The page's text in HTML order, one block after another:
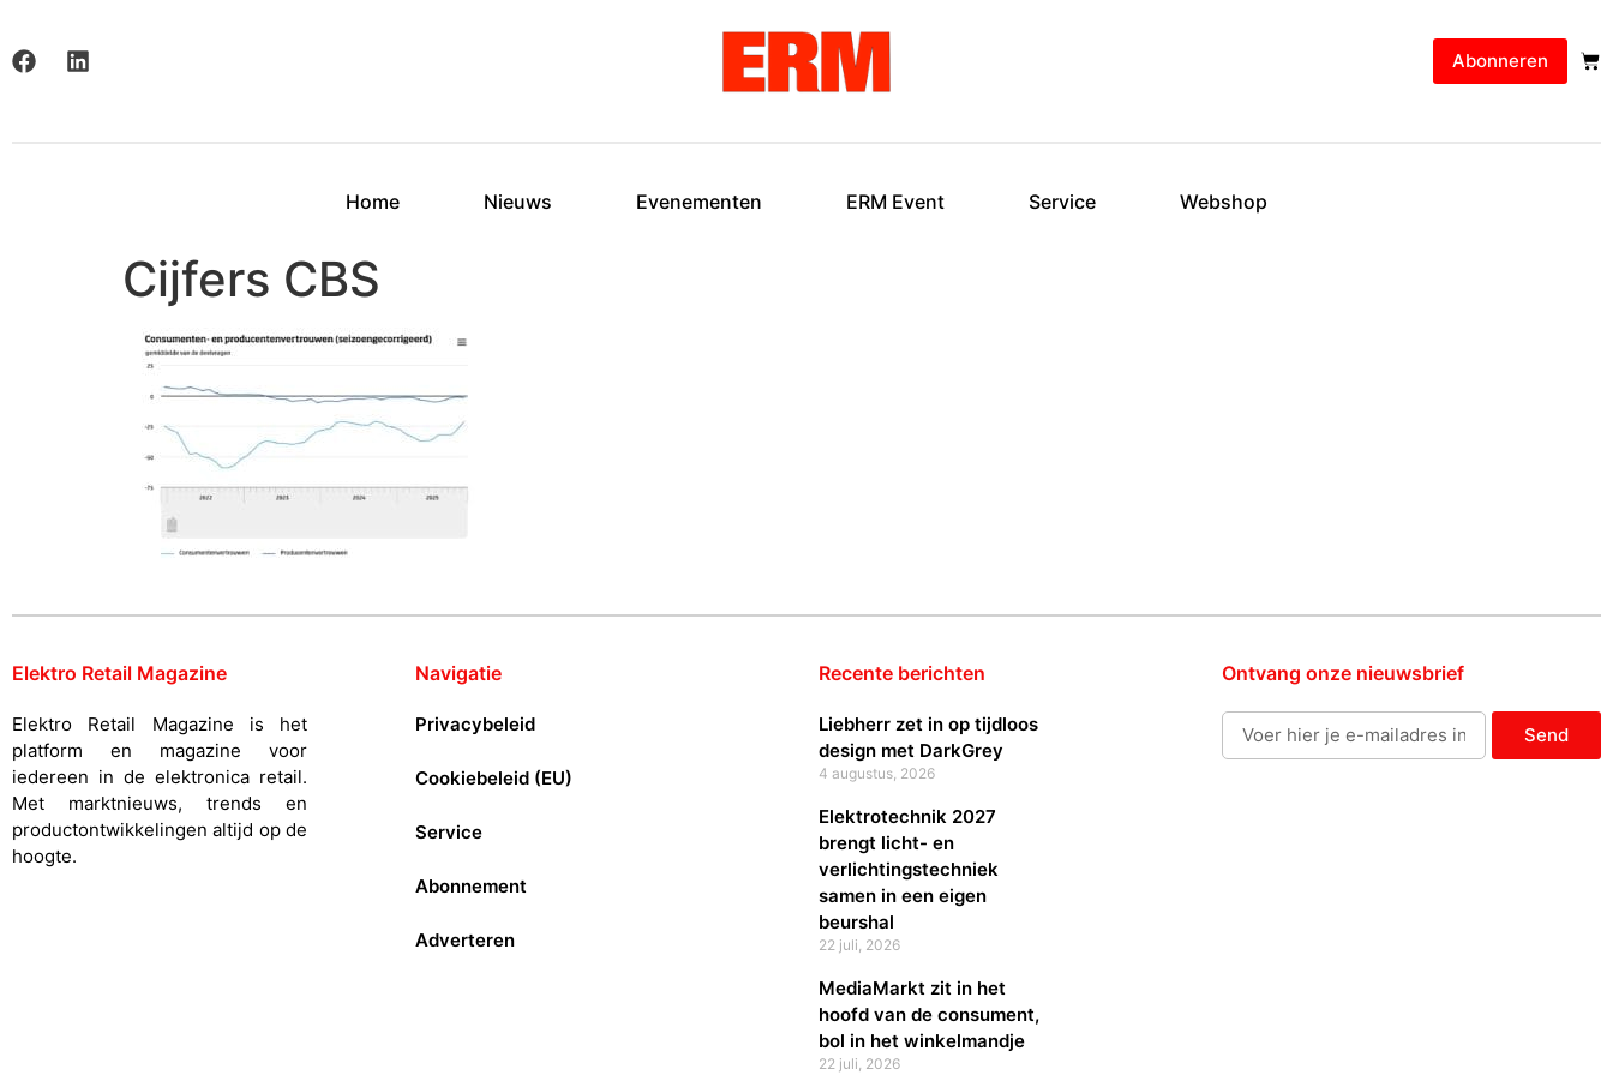
Abonneren
Home Nieuws Evenementen ERM Event Service Webshop
Cijfers CBS
Elektro Retail Magazine Navigatie Recente berichten Ontvang onze nieuwsbrief
Elektro Retail Magazine is het
platform en magazine voor
iedereen in de elektronica retail.
Met marktnieuws, trends en
productontwikkelingen altijd op de
hoogte.
Privacybeleid
Cookiebeleid (EU)
Service
Abonnement
Adverteren
Liebherr zet in op tijdloos
design met DarkGrey
4 augustus, 2026
Elektrotechnik 2027
brengt licht- en
verlichtingstechniek
samen in een eigen
beurshal
22 juli, 2026
MediaMarkt zit in het
hoofd van de consument,
bol in het winkelmandje
22 juli, 2026
Send